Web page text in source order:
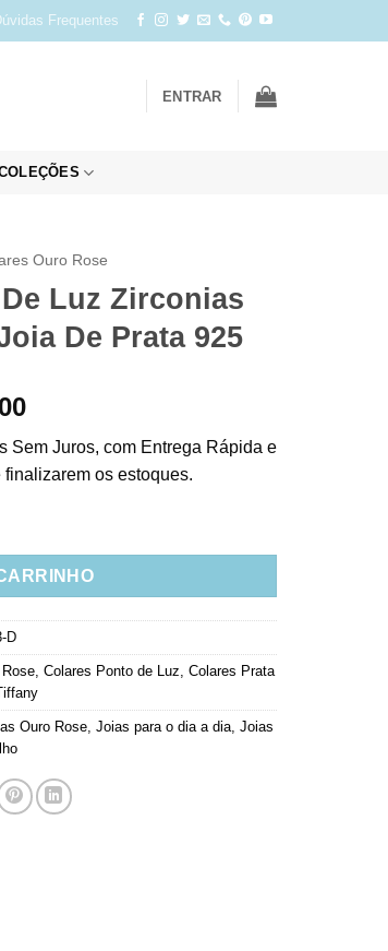
Frequentes
ENTRAR
Ouro Rose
Luz Zirconias
De Prata 925
Sem Juros, com Entrega Rápida e
os estoques.
Ouro Rose Joia De Prata 925 quantidade
D
, Colares Ponto de Luz Colares Prata
Ouro Rose Joias para o dia a dia Joias